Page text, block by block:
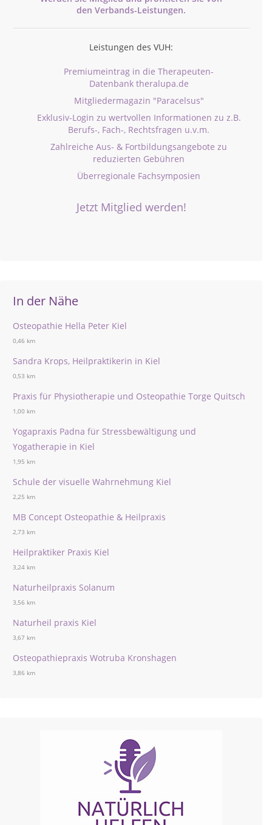
den Verbands-Leistungen.
Leistungen des VUH:
Premiumeintrag in die Therapeuten-
Datenbank theralupa.de
Mitgliedermagazin "Paracelsus"
Exklusiv-Login zu wertvollen Informationen zu z.B.
Berufs-, Fach-, Rechtsfragen u.v.m.
Zahlreiche Aus- & Fortbildungsangebote zu
reduzierten Gebühren
Überregionale Fachsymposien
Jetzt Mitglied werden!
In der Nähe
Osteopathie Hella Peter Kiel
0,46 km
Sandra Krops, Heilpraktikerin in Kiel
0,53 km
Praxis für Physiotherapie und Osteopathie Torge Quitsch
1,00 km
Yogapraxis Padna für Stressbewältigung und
Yogatherapie in Kiel
1,95 km
Schule der visuelle Wahrnehmung Kiel
2,25 km
MB Concept Osteopathie & Heilpraxis
2,73 km
Heilpraktiker Praxis Kiel
3,24 km
Naturheilpraxis Solanum
3,56 km
Naturheil praxis Kiel
3,67 km
Osteopathiepraxis Wotruba Kronshagen
3,86 km